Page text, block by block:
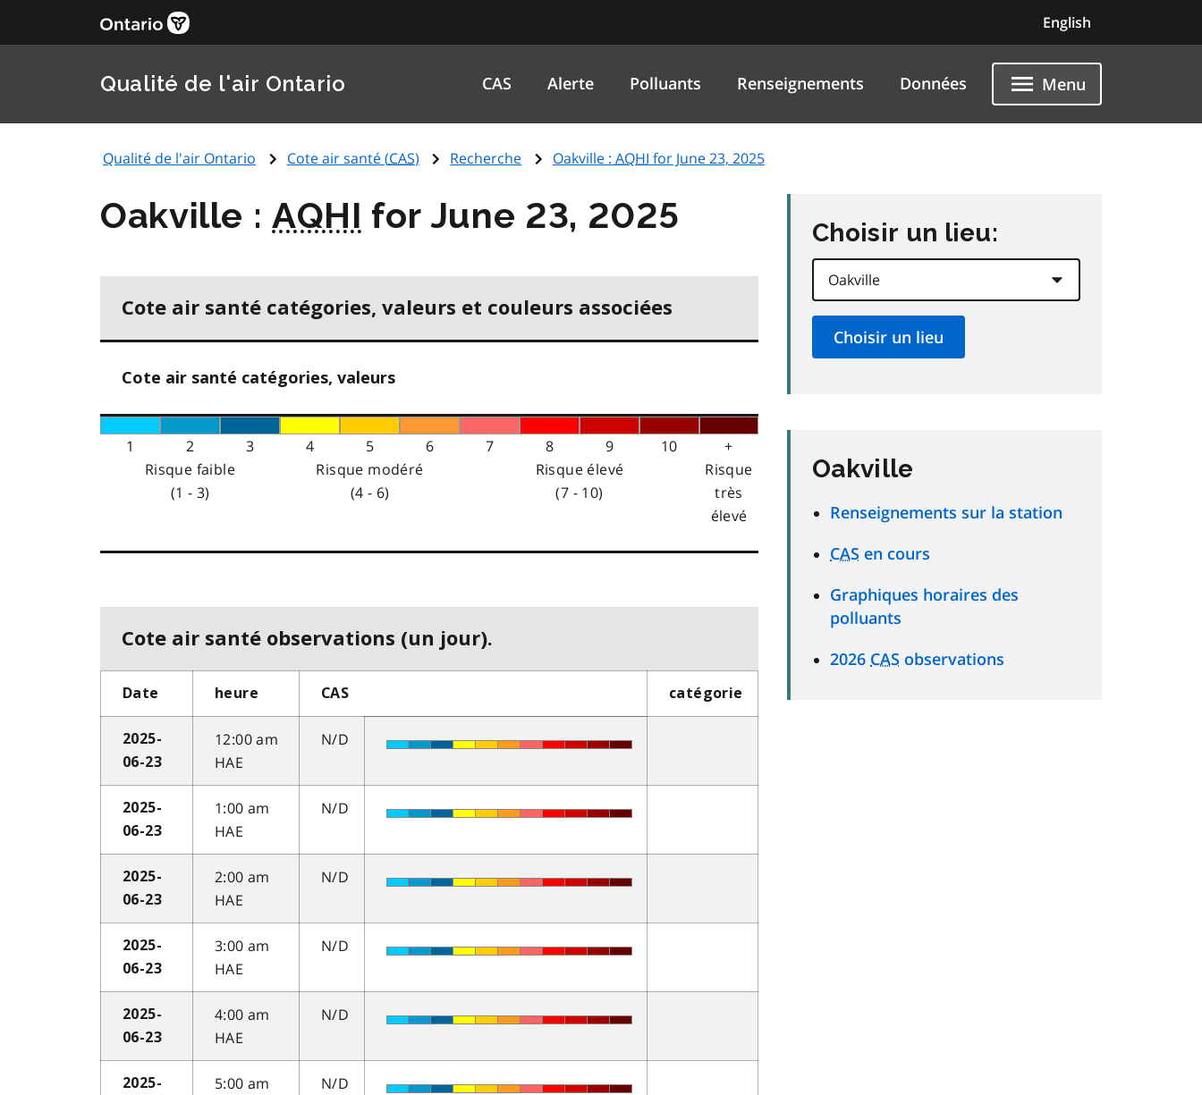
English
Qualité de l'air Ontario CAS Alerte Polluants Renseignements Données Menu
Qualité de l'air Ontario Cote air santé (CAS) Recherche Oakville : AQHI for June 23, 2025
Oakville :AQHI for June 23, 2025
Cote air santé catégories, valeurs et couleurs associées
Cote air santé catégories, valeurs
1 2 3 4 5 6 7 8 9 10
+
Risque faible
(1 - 3)
Risque modéré
(4 - 6)
Risque élevé
(7 - 10)
Risque
très
élevé
Cote air santé observations (un jour).
Date heure CAS catégorie
2025-
06-23
12:00 am
HAE
N/D
2025-
06-23
1:00 am
HAE
N/D
2025-
06-23
2:00 am
HAE
N/D
2025-
06-23
3:00 am
HAE
N/D
2025-
06-23
4:00 am
HAE
N/D
2025-
5:00 am
N/D
Choisir un lieu:
Oakville
Renseignements sur la station
CAS en cours
Graphiques horaires des
polluants
2026 CAS observations